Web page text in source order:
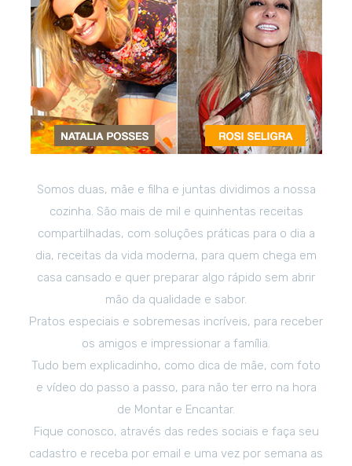
Somos duas, mãe e filha e juntas dividimos a nossa
cozinha. São mais de mil e quinhentas receitas
compartilhadas, com soluções práticas para o dia a
dia, receitas da vida moderna, para quem chega em
casa cansado e quer preparar algo rápido sem abrir
mão da qualidade e sabor.
Pratos especiais e sobremesas incríveis, para receber
os amigos e impressionar a família.
Tudo bem explicadinho, como dica de mãe, com foto
e vídeo do passo a passo, para não ter erro na hora
de Montar e Encantar.
Fique conosco, através das redes sociais e faça seu
cadastro e receba por email e uma vez por semana as